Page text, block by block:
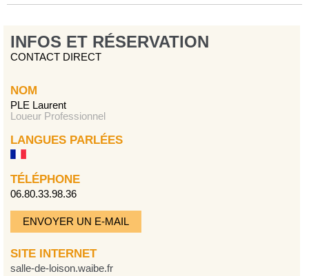
INFOS ET RÉSERVATION
CONTACT DIRECT
NOM
PLE Laurent
Loueur Professionnel
LANGUES PARLÉES
TÉLÉPHONE
06.80.33.98.36
ENVOYER UN E-MAIL
SITE INTERNET
salle-de-loison.waibe.fr